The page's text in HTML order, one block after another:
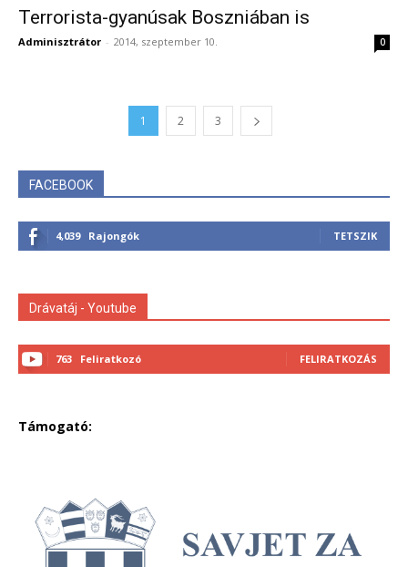
Terrorista-gyanúsak Boszniában is
Adminisztrátor - 2014, szeptember 10. 0
1 2 3
FACEBOOK
4,039 Rajongók TETSZIK
Drávatáj - Youtube
763 Feliratkozó FELIRATKOZÁS
Támogató: